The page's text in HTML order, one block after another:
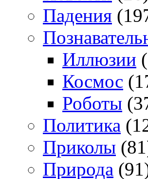
Падения
Иллюзии
Космос
Роботы
Политика
Приколы
Природа